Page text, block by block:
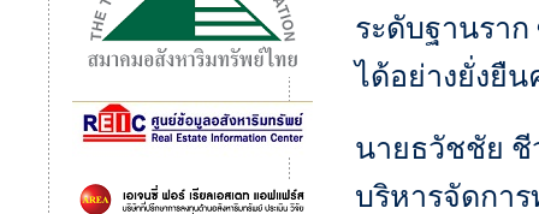
ระดับฐานรา
ได้อย่างยั่งยื
นายธวัชชัย ชี
บริหารจัดการ